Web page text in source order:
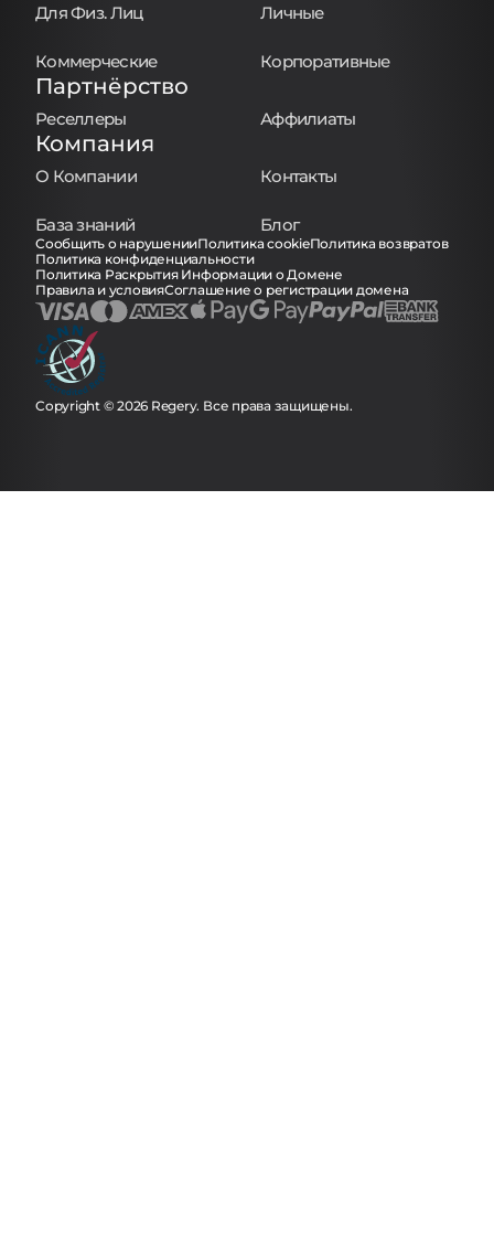
Для Физ. Лиц Личные
Коммерческие Корпоративные
Партнёрство
Реселлеры Аффилиаты
Компания
О Компании Контакты
База знаний Блог
Сообщить о нарушенииПолитика cookieПолитика возвратов
Политика конфиденциальности
Политика Раскрытия Информации о Домене
Правила и условияСоглашение о регистрации домена
Copyright © 2026 Regery. Все права защищены.